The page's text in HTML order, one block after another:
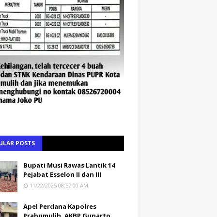
POSTS
Bupati Musi Rawas Lantik 14
Pejabat Esselon II dan III
11/22/2025 08:57:00 AM
Apel Perdana Kapolres